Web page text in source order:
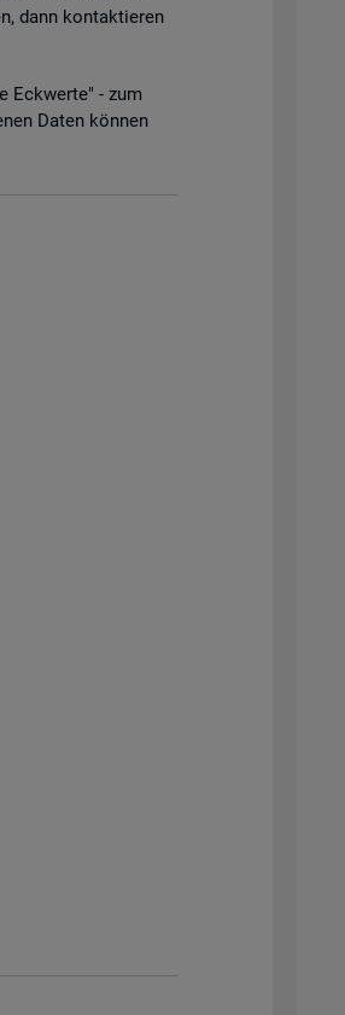
dann kon­tak­tie­ren
Eck­wer­te" - zum
Daten kön­nen